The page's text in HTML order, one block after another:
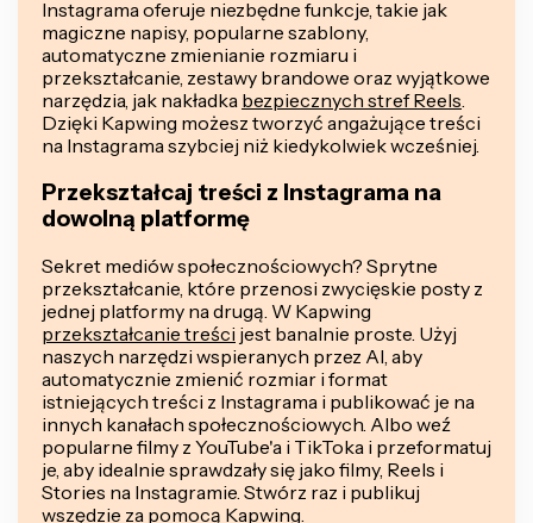
Instagrama oferuje niezbędne funkcje, takie jak
magiczne napisy, popularne szablony,
automatyczne zmienianie rozmiaru i
przekształcanie, zestawy brandowe oraz wyjątkowe
narzędzia, jak nakładka bezpiecznych stref Reels.
Dzięki Kapwing możesz tworzyć angażujące treści
na Instagrama szybciej niż kiedykolwiek wcześniej.
Przekształcaj treści z Instagrama na
dowolną platformę
Sekret mediów społecznościowych? Sprytne
przekształcanie, które przenosi zwycięskie posty z
jednej platformy na drugą. W Kapwing
przekształcanie treści jest banalnie proste. Użyj
naszych narzędzi wspieranych przez AI, aby
automatycznie zmienić rozmiar i format
istniejących treści z Instagrama i publikować je na
innych kanałach społecznościowych. Albo weź
popularne filmy z YouTube'a i TikToka i przeformatuj
je, aby idealnie sprawdzały się jako filmy, Reels i
Stories na Instagramie. Stwórz raz i publikuj
wszędzie za pomocą Kapwing.